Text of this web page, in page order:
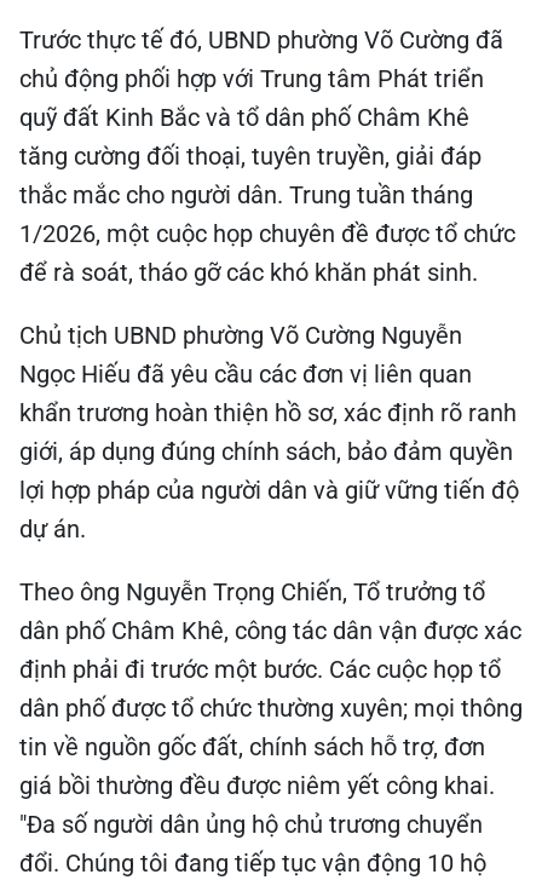
Trước thực tế đó, UBND phường Võ Cường đã
chủ động phối hợp với Trung tâm Phát triển
quỹ đất Kinh Bắc và tổ dân phố Châm Khê
tăng cường đối thoại, tuyên truyền, giải đáp
thắc mắc cho người dân. Trung tuần tháng
1/2026, một cuộc họp chuyên đề được tổ chức
để rà soát, tháo gỡ các khó khăn phát sinh.
Chủ tịch UBND phường Võ Cường Nguyễn
Ngọc Hiếu đã yêu cầu các đơn vị liên quan
khẩn trương hoàn thiện hồ sơ, xác định rõ ranh
giới, áp dụng đúng chính sách, bảo đảm quyền
lợi hợp pháp của người dân và giữ vững tiến độ
dự án.
Theo ông Nguyễn Trọng Chiến, Tổ trưởng tổ
dân phố Châm Khê, công tác dân vận được xác
định phải đi trước một bước. Các cuộc họp tổ
dân phố được tổ chức thường xuyên; mọi thông
tin về nguồn gốc đất, chính sách hỗ trợ, đơn
giá bồi thường đều được niêm yết công khai.
"Đa số người dân ủng hộ chủ trương chuyển
đổi. Chúng tôi đang tiếp tục vận động 10 hộ